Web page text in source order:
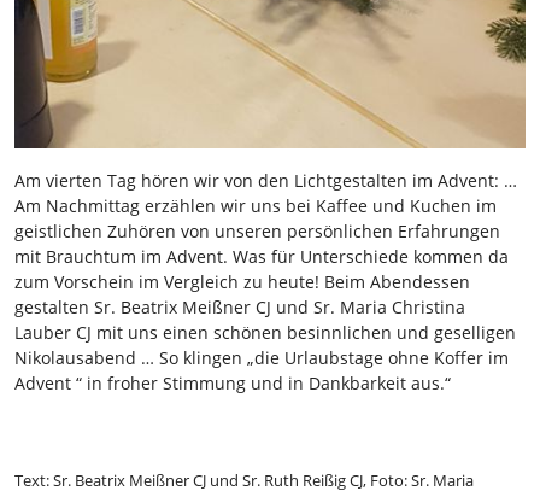
Am vierten Tag hören wir von den Lichtgestalten im Advent: …
Am Nachmittag erzählen wir uns bei Kaffee und Kuchen im
geistlichen Zuhören von unseren persönlichen Erfahrungen
mit Brauchtum im Advent. Was für Unterschiede kommen da
zum Vorschein im Vergleich zu heute! Beim Abendessen
gestalten Sr. Beatrix Meißner CJ und Sr. Maria Christina
Lauber CJ mit uns einen schönen besinnlichen und geselligen
Nikolausabend … So klingen „die Urlaubstage ohne Koffer im
Advent “ in froher Stimmung und in Dankbarkeit aus.“
Text: Sr. Beatrix Meißner CJ und Sr. Ruth Reißig CJ, Foto: Sr. Maria